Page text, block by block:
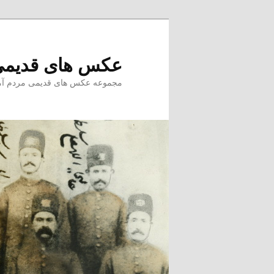
عکس های
مجموعه عکس های قدیمی مردم